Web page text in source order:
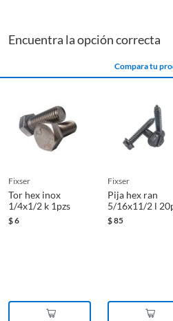
Encuentra la opción correcta
Compara tu
fixser
Tor hex inox
1/4x1/2 k 1pzs
$6
fixser
Pija hex ran
5/16x11/2 l
$85